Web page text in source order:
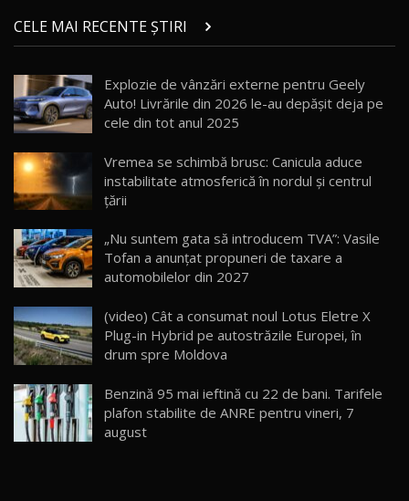
chinez care face lumea să se întoarcă după el
/ AutoBlog.MD
17:27
15 14:37
16
AutoBlogMD
13:10
17 20:06
30:08
Noul Geely EX5 EM-i care a cucerit Moldova
AutoBlog.MD
23:36
20
Noul ZEEKR 7X / Test Drive AutoBlog.MD
CELE MAI RECENTE ȘTIRI
Explozie de vânzări externe pentru Geely
Auto! Livrările din 2026 le-au depășit deja pe
cele din tot anul 2025
Vremea se schimbă brusc: Canicula aduce
instabilitate atmosferică în nordul și centrul
țării
„Nu suntem gata să introducem TVA”: Vasile
Tofan a anunțat propuneri de taxare a
automobilelor din 2027
(video) Cât a consumat noul Lotus Eletre X
Plug-in Hybrid pe autostrăzile Europei, în
drum spre Moldova
Benzină 95 mai ieftină cu 22 de bani. Tarifele
plafon stabilite de ANRE pentru vineri, 7
august